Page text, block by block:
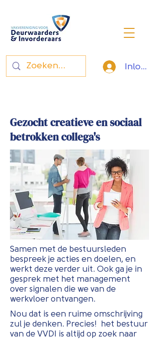
Inloggen
Gezocht creatieve en sociaal
betrokken collega's
Samen met de bestuursleden
bespreek je acties en doelen, en
werkt deze verder uit. Ook ga je in
gesprek met het management
over signalen die we van de
werkvloer ontvangen.
Nou dat is een ruime omschrijving
zul je denken. Precies! het bestuur
van de VVDI is altijd op zoek naar